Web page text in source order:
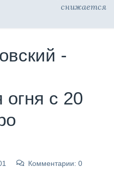
снижается
-
с 20
Комментарии: 0